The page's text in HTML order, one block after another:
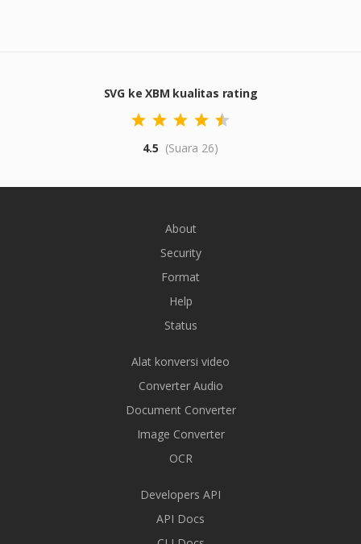
SVG ke XBM kualitas rating
4.5 (Suara 26)
About
Security
Format
Help
Status
Alat konversi video
Converter Audio
Document Converter
Image Converter
OCR
Developers API
API Docs